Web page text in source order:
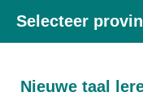
Selecteer
Nieuwe taal